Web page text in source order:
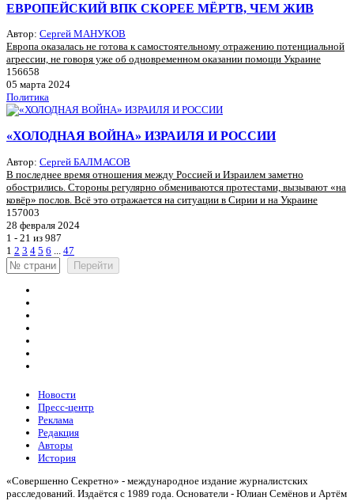
ЕВРОПЕЙСКИЙ ВПК СКОРЕЕ МЁРТВ, ЧЕМ ЖИВ
Автор: Сергей МАНУКОВ
Европа оказалась не готова к самостоятельному отражению потенциальной
агрессии, не говоря уже об одновременном оказании помощи Украине
156658
05 марта 2024
Политика
«ХОЛОДНАЯ ВОЙНА» ИЗРАИЛЯ И РОССИИ
Автор: Сергей БАЛМАСОВ
В последнее время отношения между Россией и Израилем заметно
обострились. Стороны регулярно обмениваются протестами, вызывают «на
ковёр» послов. Всё это отражается на ситуации в Сирии и на Украине
157003
28 февраля 2024
1 - 21 из 987
1 2 3 4 5 6
47
Перейти
Новости
Пресс-центр
Реклама
Редакция
Авторы
История
«Совершенно Секретно» - международное издание журналистских
расследований. Издаётся с 1989 года. Основатели - Юлиан Семёнов и Артём